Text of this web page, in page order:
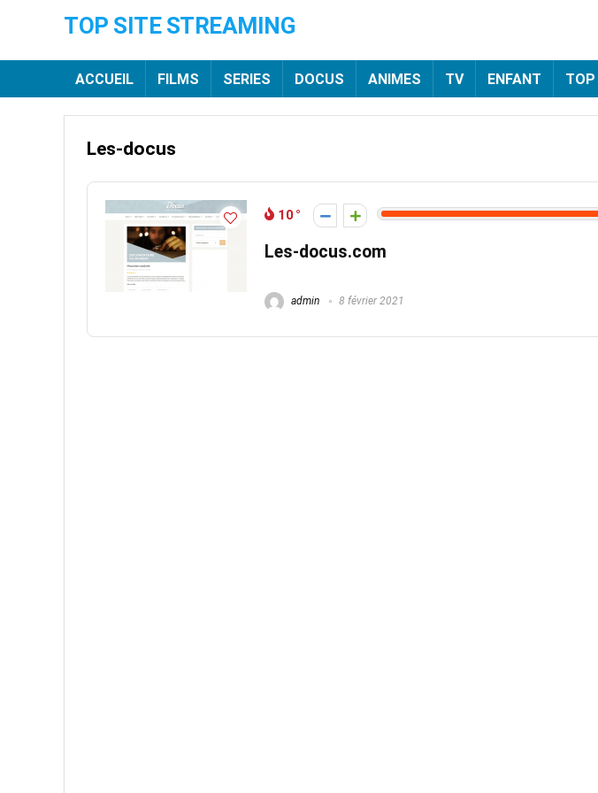
TOP SITE STREAMING
ACCUEIL FILMS SERIES DOCUS ANIMES TV ENFANT TOP
Les-docus
10
Les-docus.com
admin 8 février 2021